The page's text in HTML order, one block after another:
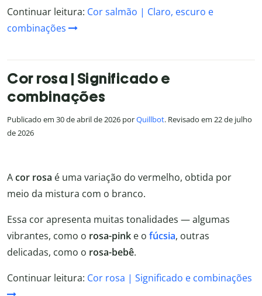
Continuar leitura: Cor salmão | Claro, escuro e
combinações
Cor rosa | Significado e
combinações
Publicado em 30 de abril de 2026 porQuillbot. Revisado em 22 de julho
de 2026
Acor rosa é uma variação do vermelho, obtida por
meio da mistura com o branco.
Essa cor apresenta muitas tonalidades — algumas
vibrantes, como o rosa-pink e o fúcsia, outras
delicadas, como o rosa-bebê.
Continuar leitura: Cor rosa | Significado e combinações